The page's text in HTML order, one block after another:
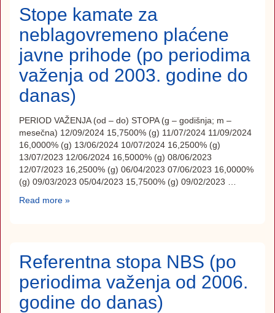
Stope kamate za
neblagovremeno plaćene
javne prihode (po periodima
važenja od 2003. godine do
danas)
PERIOD VAŽENJA (od – do) STOPA (g – godišnja; m –
mesečna) 12/09/2024 15,7500% (g) 11/07/2024 11/09/2024
16,0000% (g) 13/06/2024 10/07/2024 16,2500% (g)
13/07/2023 12/06/2024 16,5000% (g) 08/06/2023
12/07/2023 16,2500% (g) 06/04/2023 07/06/2023 16,0000%
(g) 09/03/2023 05/04/2023 15,7500% (g) 09/02/2023 …
Read more »
Referentna stopa NBS (po
periodima važenja od 2006.
godine do danas)